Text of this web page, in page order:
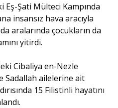
Eş-Şati Mülteci Kampında
insansız hava aracıyla
aralarında çocukların da
yitirdi.
Cibaliya en-Nezle
Sadallah ailelerine ait
15 Filistinli hayatını